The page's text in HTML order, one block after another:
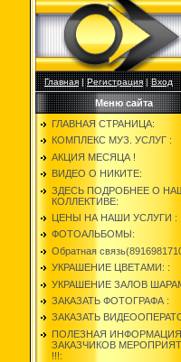
Главная|Регистрация|Вход
Меню сайта
ГЛАВНАЯ СТРАНИЦА:
КОМПЛЕКС МУЗ. УСЛУГ :
АКЦИЯ МЕСЯЦА !
ВИДЕО О НИКИТЕ:
ЗДЕСЬ ПОДРОБНЕЕ О
КОЛЛЕКТИВЕ:
ЦЕНЫ НА НАШИ УСЛУГИ :
ФОТОАЛЬБОМЫ:
Обратная
УКРАШЕНИЕ ЦВЕТАМИ: :
УКРАШЕНИЕ ЗАЛОВ
ЗАКАЗАТЬ ФОТОГРАФА :
ЗАКАЗАТЬ
ПОЛЕЗНАЯ
ЗАКАЗЧИКОВ
!!!: